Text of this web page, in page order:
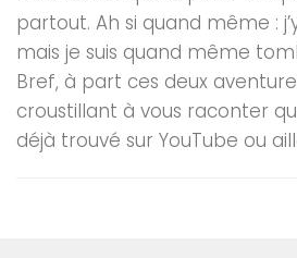
partout. Ah si quand même :
mais je suis quand même
Bref, à part ces deux
croustillant à vous raconter
déjà trouvé sur YouTube ou